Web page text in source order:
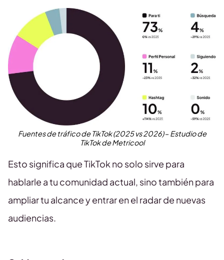
Fuentes de tráfico de TikTok (2025 vs 2026)– Estudio de
TikTok de Metricool
Esto significa que TikTok no solo sirve para
hablarle a tu comunidad actual, sino también para
ampliar tu alcance y entrar en el radar de nuevas
audiencias.